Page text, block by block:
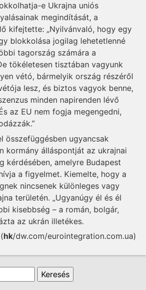
e Ukrajna uniós
megindítását, a
kifejtette: „Nyilvánvaló, hogy egy
blokkolása jogilag lehetetlenné
tagország számára a
tökéletesen tisztában vagyunk
vétó, bármelyik ország részéről
lesz, és biztos vagyok benne,
minden napirenden lévő
az EU nem fogja megengedni,
összefüggésben ugyancsak
kormány álláspontját az ukrajnai
kérdésében, amelyre Budapest
a figyelmet. Kiemelte, hogy a
nincsenek különleges vagy
területén. „Ugyanúgy él és él
kisebbség – a román, bolgár,
az ukrán illetékes.
(hk/dw.com/eurointegration.com.ua)